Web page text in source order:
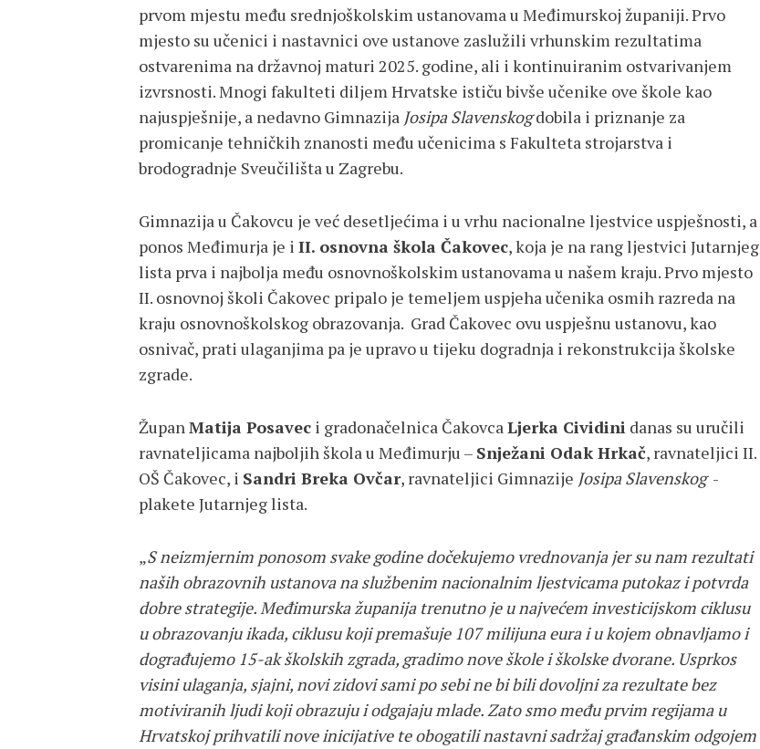
prvom mjestu među srednjoškolskim ustanovama u Međimurskoj županiji. Prvo
mjesto su učenici i nastavnici ove ustanove zaslužili vrhunskim rezultatima
ostvarenima na državnoj maturi 2025. godine, ali i kontinuiranim ostvarivanjem
izvrsnosti. Mnogi fakulteti diljem Hrvatske ističu bivše učenike ove škole kao
najuspješnije, a nedavno Gimnazija Josipa Slavenskogdobila i priznanje za
promicanje tehničkih znanosti među učenicima s Fakulteta strojarstva i
brodogradnje Sveučilišta u Zagrebu.
Gimnazija u Čakovcu je već desetljećima i u vrhu nacionalne ljestvice uspješnosti, a
ponos Međimurja je i II. osnovna škola Čakovec, koja je na rang ljestvici Jutarnjeg
lista prva i najbolja među osnovnoškolskim ustanovama u našem kraju. Prvo mjesto
II. osnovnoj školi Čakovec pripalo je temeljem uspjeha učenika osmih razreda na
kraju osnovnoškolskog obrazovanja. Grad Čakovec ovu uspješnu ustanovu, kao
osnivač, prati ulaganjima pa je upravo u tijeku dogradnja i rekonstrukcija školske
zgrade.
ŽupanMatija Posavec i gradonačelnica ČakovcaLjerka Cividini danas su uručili
ravnateljicama najboljih škola u Međimurju – Snježani Odak Hrkač, ravnateljici II.
OŠ Čakovec, i Sandri Breka Ovčar, ravnateljici Gimnazije Josipa Slavenskog-
plakete Jutarnjeg lista.
„S neizmjernim ponosom svake godine dočekujemo vrednovanja jer su nam rezultati
naših obrazovnih ustanova na službenim nacionalnim ljestvicama putokaz i potvrda
dobre strategije. Međimurska županija trenutno je u najvećem investicijskom ciklusu
u obrazovanju ikada, ciklusu koji premašuje 107 milijuna eura i u kojem obnavljamo i
dograđujemo 15-ak školskih zgrada, gradimo nove škole i školske dvorane. Usprkos
visini ulaganja, sjajni, novi zidovi sami po sebi ne bi bili dovoljni za rezultate bez
motiviranih ljudi koji obrazuju i odgajaju mlade. Zato smo među prvim regijama u
Hrvatskoj prihvatili nove inicijative te obogatili nastavni sadržaj građanskim odgojem